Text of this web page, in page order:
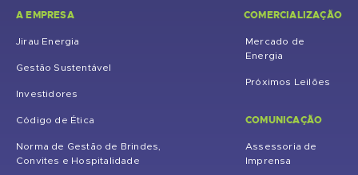
A EMPRESA
Jirau Energia
Gestão Sustentável
Investidores
Código de Ética
Norma de Gestão de Brindes,
Convites e Hospitalidade
COMERCIALIZAÇÃO
Mercado de
Energia
Próximos Leilões
COMUNICAÇÃO
Assessoria de
Imprensa